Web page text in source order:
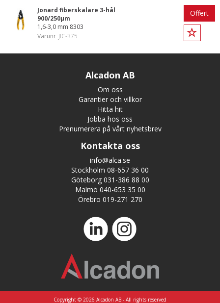
Jonard fiberskalare 3-hål
900/250µm
1,6-3,0 mm 8303
Varunr JIC-375
Offert
Alcadon AB
Om oss
Garantier och villkor
Hitta hit
Jobba hos oss
Prenumerera på vårt nyhetsbrev
Kontakta oss
info@alca.se
Stockholm 08-657 36 00
Göteborg 031-386 88 00
Malmö 040-653 35 00
Örebro 019-271 270
Copyright © 2026 Alcadon AB - All rights reserved